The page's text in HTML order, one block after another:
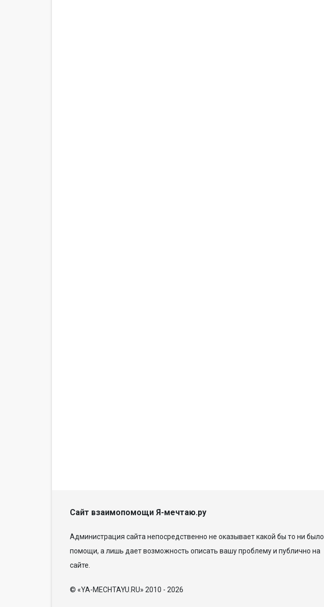
Сайт взаимопомощи Я-мечтаю.ру
Администрация сайта непосредственно не оказывает какой бы то ни было
помощи, а лишь дает возможность описать вашу проблему и публично на
сайте.
© «YA-MECHTAYU.RU» 2010 - 2026